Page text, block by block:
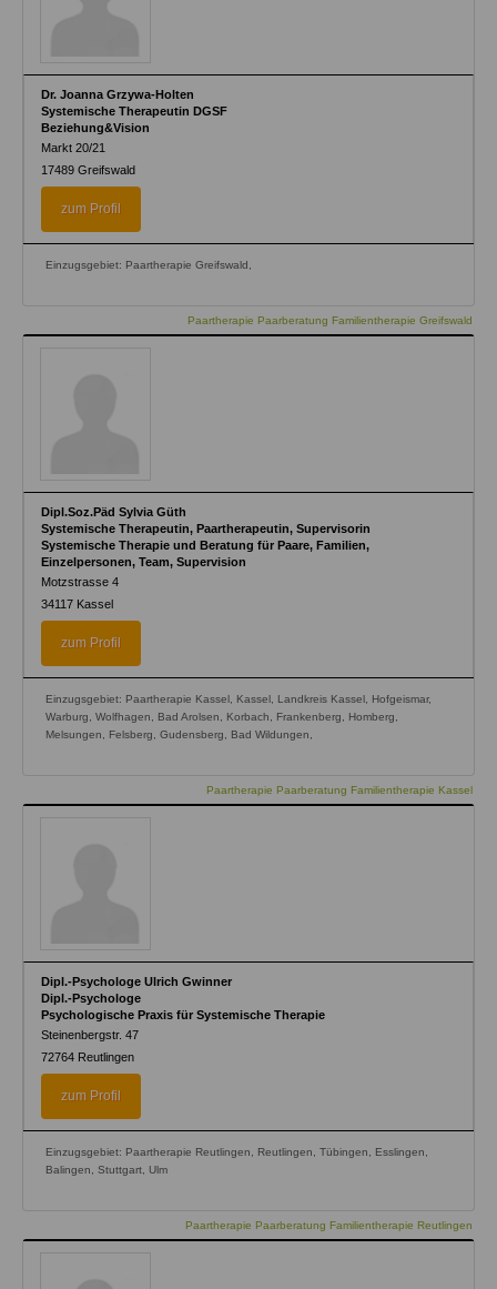
Dr. Joanna Grzywa-Holten
Systemische Therapeutin DGSF
Beziehung&Vision
Markt 20/21
17489 Greifswald
zum Profil
Einzugsgebiet: Paartherapie Greifswald,
Paartherapie Paarberatung Familientherapie Greifswald
Dipl.Soz.Päd Sylvia Güth
Systemische Therapeutin, Paartherapeutin, Supervisorin
Systemische Therapie und Beratung für Paare, Familien,
Einzelpersonen, Team, Supervision
Motzstrasse 4
34117 Kassel
zum Profil
Einzugsgebiet: Paartherapie Kassel, Kassel, Landkreis Kassel, Hofgeismar,
Warburg, Wolfhagen, Bad Arolsen, Korbach, Frankenberg, Homberg,
Melsungen, Felsberg, Gudensberg, Bad Wildungen,
Paartherapie Paarberatung Familientherapie Kassel
Dipl.-Psychologe Ulrich Gwinner
Dipl.-Psychologe
Psychologische Praxis für Systemische Therapie
Steinenbergstr. 47
72764 Reutlingen
zum Profil
Einzugsgebiet: Paartherapie Reutlingen, Reutlingen, Tübingen, Esslingen,
Balingen, Stuttgart, Ulm
Paartherapie Paarberatung Familientherapie Reutlingen